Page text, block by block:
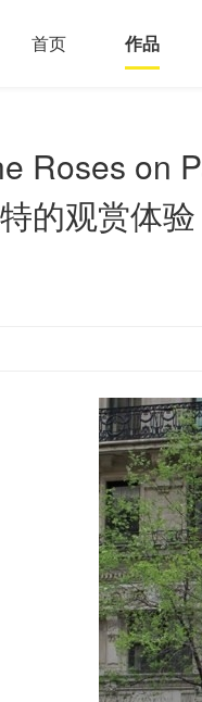
首页 作品
Roses on
的观赏体验